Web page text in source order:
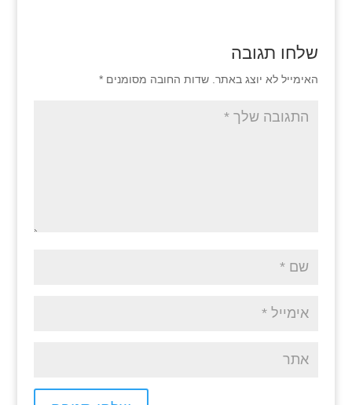
שלחו תגובה
האימייל לא יוצג באתר. שדות החובה מסומנים *